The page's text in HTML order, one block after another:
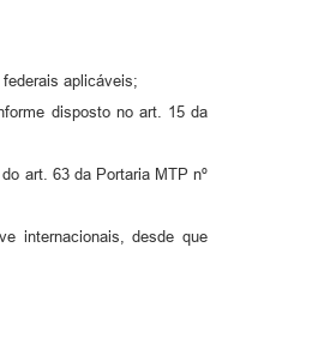
aplicáveis;
disposto no art. 15 da
art. 63 da Portaria MTP nº
internacionais, desde que